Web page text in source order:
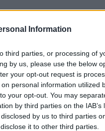
Information
third parties, or processing of
by us, please use the below
your opt-out request is
personal information utilized
your opt-out. You may
by third parties on the IAB’s
by us to third parties
it to other third parties.